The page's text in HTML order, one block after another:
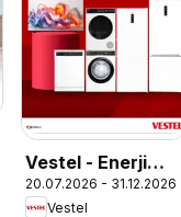
Vestel - Enerji
Sınıfı Broşür
20.07.2026 - 31.12.2026
Vestel